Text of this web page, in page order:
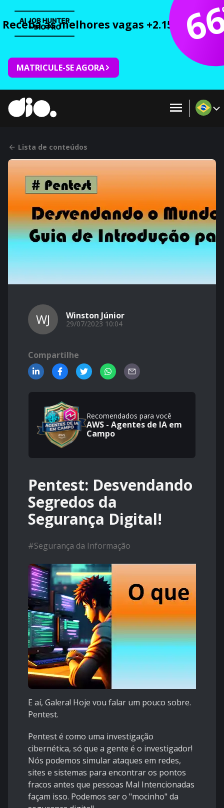
Receba as melhores vagas +2.150 cursos
MATRICULE-SE AGORA
Lista de conteúdos
WJ Winston Júnior
29/07/2023 10:04
Compartilhe
Recomendados para você
AWS - Agentes de IA em
Campo
Pentest: Desvendando
Segredos da
Segurança Digital!
#Segurança da Informação
E aí, Galera! Hoje vou falar um pouco sobre.
Pentest.
Pentest é como uma investigação
cibernética, só que a gente é o investigador!
Nós podemos simular ataques em redes,
sites e sistemas para encontrar os pontos
fracos antes que pessoas Mal Intencionadas
façam isso. Podemos ser o "mocinho" da